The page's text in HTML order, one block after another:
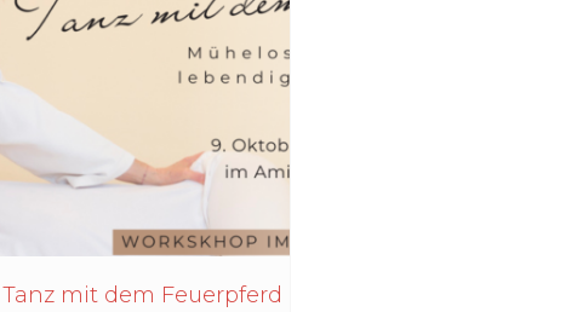
mit dem Feuerpferd